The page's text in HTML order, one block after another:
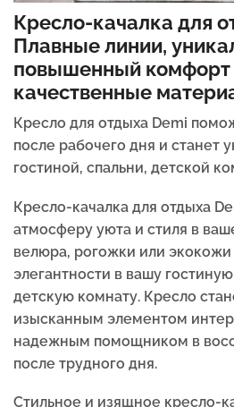
Кресло-качалка для
Плавные линии,
повышенный комфорт
качественные
Кресло для отдыха Demi
после рабочего дня и станет
гостиной, спальни, детской
Кресло-качалка для отдыха
атмосферу уюта и стиля в
велюра, рогожки или экокожи
элегантности в вашу
детскую комнату. Кресло
изысканным элементом
надежным помощником в
после трудного дня.
Стильное и изящное кресло-